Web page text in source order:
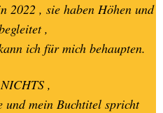
2022 , sie haben Höhen und
,
ich für mich behaupten.
,
und mein Buchtitel spricht